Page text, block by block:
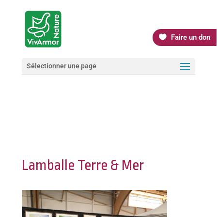
Faire un don
Sélectionner une page
Lamballe Terre & Mer